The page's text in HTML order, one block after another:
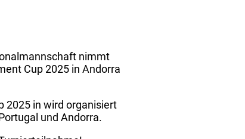
nimmt
Cup 2025 in Andorra
2025 in wird organisiert
und Andorra.